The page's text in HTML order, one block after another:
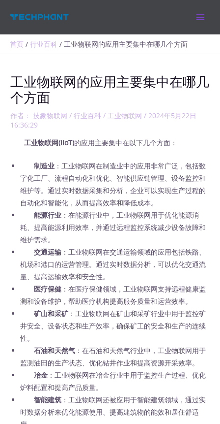
首页 行业百科 工业物联网的应用主要集中在哪几个方面
工业物联网的应用主要集中在哪几
个方面
作者： 技象物联网/行业百科 /工业物联网 /2024年5月22日
16:36:29
工业物联网(IIoT)的应用主要集中在以下几个方面：
制造业 ：工业物联网在制造业中的应用非常广泛，包括数
字化工厂、流程自动化和优化、智能供应链管理、设备监控和
维护等。通过实时数据采集和分析，企业可以实现生产过程的
自动化和智能化，从而提高效率和降低成本。
能源行业 ：在能源行业中，工业物联网用于优化能源消
耗、提高能源利用效率，并通过远程监控系统减少设备故障和
维护需求。
交通运输 ：工业物联网在交通运输领域的应用包括铁路、
机场和港口的运营管理。通过实时数据分析，可以优化交通流
量、提高运输效率和安全性。
医疗保健 ：在医疗保健领域，工业物联网支持远程健康监
测和设备维护，帮助医疗机构提高服务质量和运营效率。
矿山和采矿 ：工业物联网在矿山和采矿行业中用于监控矿
井安全、设备状态和生产效率，确保矿工的安全和生产的连续
性。
石油和天然气 ：在石油和天然气行业中，工业物联网用于
监测油田的生产状态、优化钻井作业和提高资源开采效率。
冶金 ：工业物联网在冶金行业中用于监控生产过程、优化
炉料配置和提高产品质量。
智能建筑 ：工业物联网还被应用于智能建筑领域，通过实
时数据分析来优化能源使用、提高建筑物的能效和居住舒适